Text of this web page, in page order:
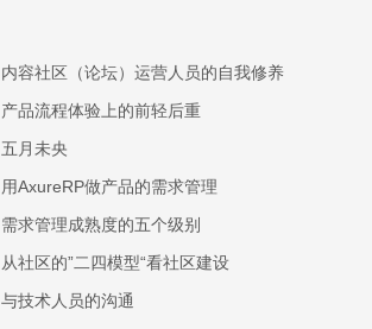
内容社区（论坛）运营人员的自我修养
产品流程体验上的前轻后重
五月未央
用AxureRP做产品的需求管理
需求管理成熟度的五个级别
从社区的”二四模型“看社区建设
与技术人员的沟通